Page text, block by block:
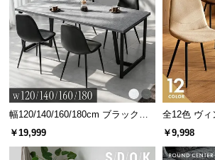
幅120/140/160/180cm ブラックフ
レーム ダイニング 大理石調 4人掛
￥19,999
全12色 ヴィ
ズシェルチ
￥9,998